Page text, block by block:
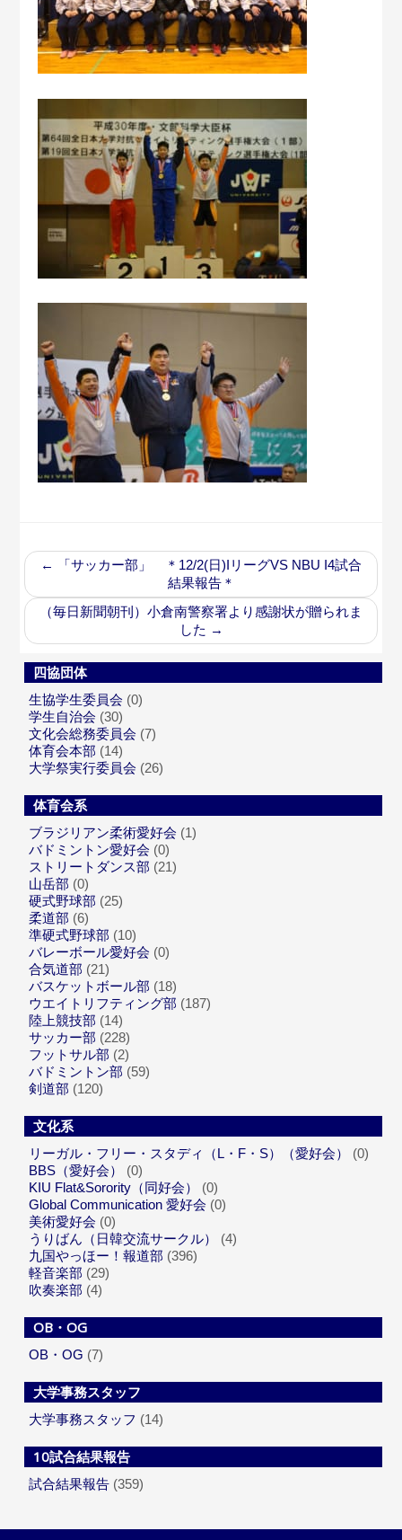
←
「サッカー部」 ＊12/2(日)IリーグVS NBU I4試合
結果報告＊
（毎日新聞朝刊）小倉南警察署より感謝状が贈られま
した →
四協団体
生協学生委員会 (0)
学生自治会 (30)
文化会総務委員会 (7)
体育会本部 (14)
大学祭実行委員会 (26)
体育会系
ブラジリアン柔術愛好会 (1)
バドミントン愛好会 (0)
ストリートダンス部 (21)
山岳部 (0)
硬式野球部 (25)
柔道部 (6)
準硬式野球部 (10)
バレーボール愛好会 (0)
合気道部 (21)
バスケットボール部 (18)
ウエイトリフティング部 (187)
陸上競技部 (14)
サッカー部 (228)
フットサル部 (2)
バドミントン部 (59)
剣道部 (120)
文化系
リーガル・フリー・スタディ（L・F・S）（愛好会）
(0)
BBS（愛好会）
(0)
KIU Flat&Sorority（同好会）
(0)
Global Communication 愛好会 (0)
美術愛好会 (0)
うりばん（日韓交流サークル）
(4)
九国やっほー！報道部 (396)
軽音楽部 (29)
吹奏楽部 (4)
OB・OG
OB・OG (7)
大学事務スタッフ
大学事務スタッフ (14)
10試合結果報告
試合結果報告 (359)